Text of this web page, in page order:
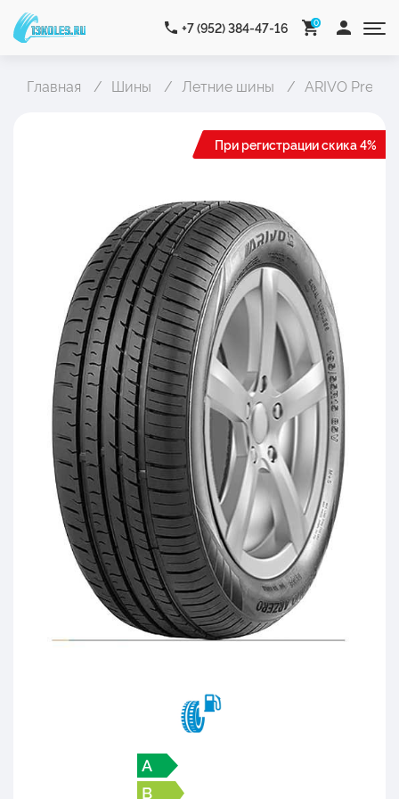
+7 (952) 384-47-16 0
Главная Шины Летние шины ARIVO
При регистрации скика 4%